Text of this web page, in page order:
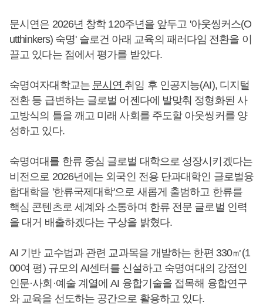
문시연은 2026년 창학 120주년을 앞두고 '아웃씽커스(O
utthinkers) 숙명' 슬로건 아래 교육의 패러다임 전환을 이
끌고 있다는 점에서 평가를 받았다.
숙명여자대학교는 문시연 취임 후 인공지능(AI), 디지털
전환 등 급변하는 글로벌 어젠다에 발맞춰 정형화된 사
고방식의 틀을 깨고 미래 사회를 주도할 아웃씽커를 양
성하고 있다.
숙명여대를 한류 중심 글로벌 대학으로 성장시키겠다는
비전으로 2026년에는 외국인 전용 단과대학인 글로벌융
합대학을 '한류국제대학'으로 새롭게 출범하고 한류를
핵심 콘텐츠로 세계와 소통하며 한류 전문 글로벌 인력
을 대거 배출하겠다는 구상을 밝혔다.
AI 기반 교수법과 관련 교과목을 개발하는 한편 330㎡(1
00여 평) 규모의 AI센터를 신설하고 숙명여대의 강점인
인문·사회·예술 계열에 AI 융합기술을 접목해 융합연구
와 교육을 선도하는 공간으로 활용하고 있다.